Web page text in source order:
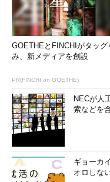
GOETHEとFINCHIがタッグ
み、新メディアを創設
PR(FINCHI on GOETHE)
NECが人
索などを
ギョーカ
オロしな